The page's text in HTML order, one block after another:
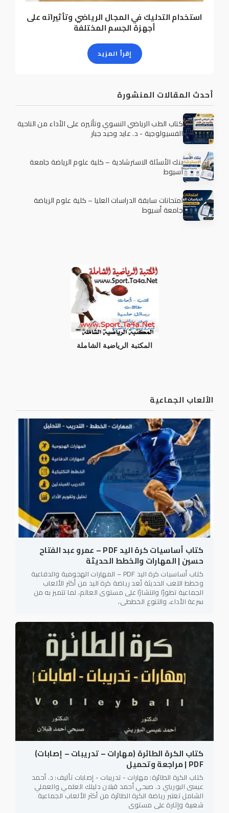
استخدام التدليك في المجال الرياضي وتأثيراته على
أجهزة الجسم المختلفة
إقرأ المزيد
أحدث المقالات المنشورة
كتاب الطب الرياضي النسوي وتأثيره على الأداء من الناحية
الفسيولوجية - د. عايد وحيد جبار
بنك الأسئلة الاسترشادية – كلية علوم الرياضة جامعة
أسيوط
امتحانات سابقة الدراسات العليا – كلية علوم الرياضة
جامعة أسيوط
المكتبة الرياضية الشاملة
الألعاب الجماعية
كتاب أساسيات كرة اليد PDF – عمرو عبد الفتاح
حسين | المهارات والخطط الحديثة
كتاب أساسيات كرة اليد PDF – المهارات الهجومية والدفاعية
وخطط اللعب الحديثة تُعد رياضة كرة اليد من أكثر الألعاب
الجماعية تطورًا وانتشارًا على مستوى العالم، لما تتميز به من
سرعة الأداء، والتنوع الخططي،
كتاب الكرة الطائرة (مهارات – تدريبات – إصابات)
PDF | مراجعة وتحميل
كتاب الكرة الطائرة: مهارات - تدريبات - إصابات تأليف: د. أحمد
عيسى البوريني د. صبحي أحمد قبلان دليلك العلمي والعملي
الشامل تعتبر رياضة الكرة الطائرة من أكثر الألعاب الجماعية
شعبية وإثارة على مستوى